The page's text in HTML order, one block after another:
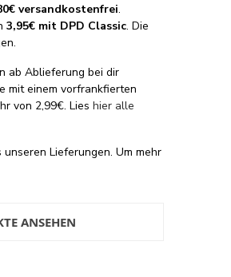
versandkostenfrei.
3,95€ mit DPD Classic. Die
ab Ablieferung bei dir
mit einem vorfrankfierten
von 2,99€. Lieshier alle
Lieferungen. Um mehr
ANSEHEN